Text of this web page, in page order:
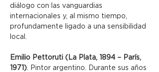
diálogo con las vanguardias
internacionales y, al mismo tiempo,
profundamente ligado a una sensibilidad
local.
Emilio Pettoruti (La Plata, 1894 – París,
1971). Pintor argentino. Durante sus años